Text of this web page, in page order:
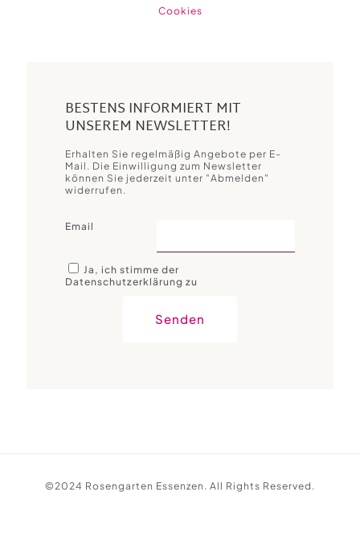
Cookies
BESTENS INFORMIERT MIT
UNSEREM NEWSLETTER!
Erhalten Sie regelmäßig Angebote per E-
Mail. Die Einwilligung zum Newsletter
können Sie jederzeit unter "Abmelden"
widerrufen.
Email
Ja, ich stimme der
Datenschutzerklärung zu
Senden
©2024 Rosengarten Essenzen. All Rights Reserved.